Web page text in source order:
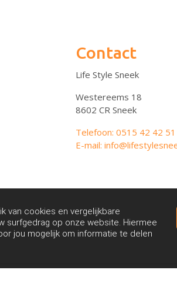
Contact
Life Style Sneek
Westereems 18
8602 CR Sneek
Telefoon: 0515 42 42 51
E-mail:
van cookies en vergelijkbare
surfgedrag op onze website. Hiermee
jou mogelijk om informatie te delen